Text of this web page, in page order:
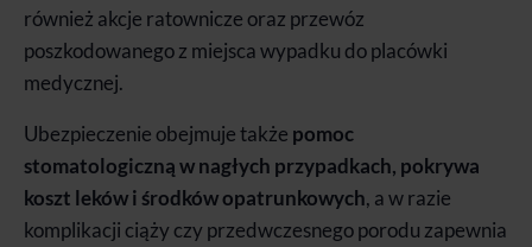
również akcje ratownicze oraz przewóz
poszkodowanego z miejsca wypadku do placówki
medycznej.
Ubezpieczenie obejmuje także pomoc
stomatologiczną w nagłych przypadkach, pokrywa
koszt leków i środków opatrunkowych, a w razie
komplikacji ciąży czy przedwczesnego porodu zapewnia